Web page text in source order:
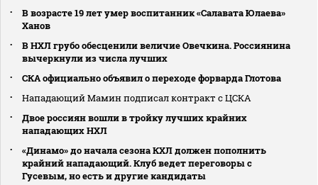
В возрасте 19 лет умер воспитанник «Салавата Юлаева»
Ханов
В НХЛ грубо обесценили величие Овечкина. Россиянина
вычеркнули из числа лучших
СКА официально объявил о переходе форварда Глотова
Нападающий Мамин подписал контракт с ЦСКА
Двое россиян вошли в тройку лучших крайних
нападающих НХЛ
«Динамо» до начала сезона КХЛ должен пополнить
крайний нападающий. Клуб ведет переговоры с
Гусевым, но есть и другие кандидаты